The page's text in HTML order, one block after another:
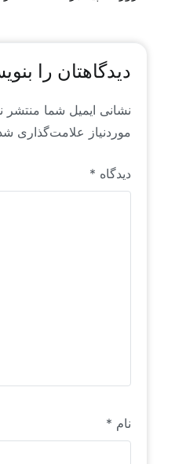
دیدگاهتان را
نشانی ایمیل شما منتشر
موردنیاز علامت‌گذاری
دیدگاه *
نام *